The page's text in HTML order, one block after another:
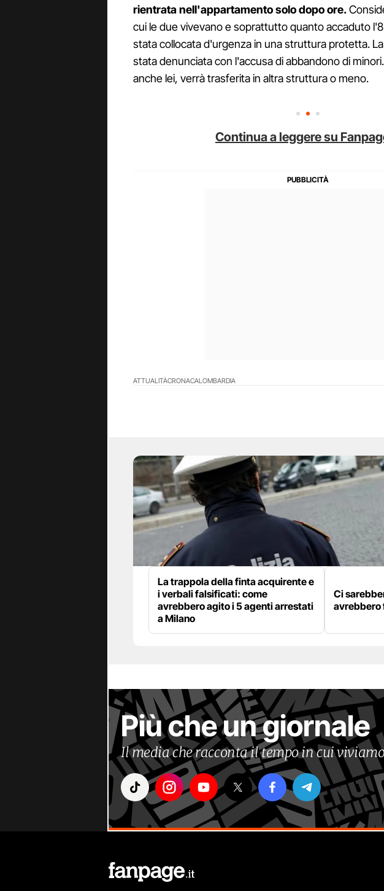
rientrata nell'appartamento solo dopo ore.
cui le due vivevano e soprattutto quanto accaduto
stata collocata d'urgenza in una struttura protetta.
stata denunciata con l'accusa di abbandono di
anche lei, verrà trasferita in altra struttura o meno.
Continua a leggere su
ATTUALITÀCRONACALOMBARDIA
La trappola della finta acquirente e
i verbali falsificati: come
avrebbero agito i 5 agenti arrestati
a Milano
Ci
avrebbero
Più che un giornale
Il media che racconta il tempo in cui